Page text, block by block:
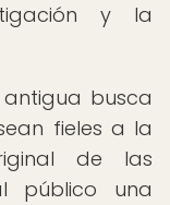
y la
busca
fieles a la
de las
público una